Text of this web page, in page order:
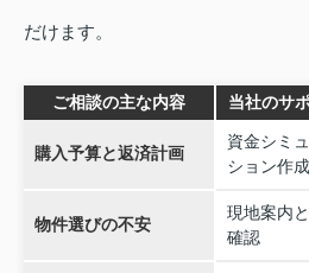
だけます。
ご相談の主な内容 当社のサ
購入予算と返済計画
資金シミ
ション作成
物件選びの不安
現地案内
確認